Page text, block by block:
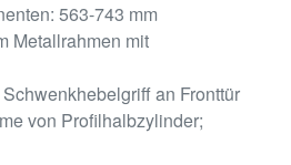
563-743 mm
Metallrahmen mit
an Fronttür
von Profilhalbzylinder;